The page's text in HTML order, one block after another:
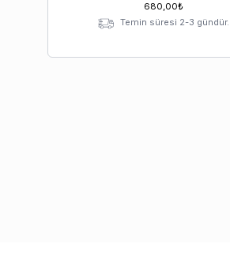
680,00₺
Temin süresi 2-3 gündür.